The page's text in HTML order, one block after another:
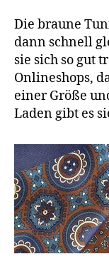
Die braune
dann schnell
sie sich so gut
Onlineshops,
einer Größe
Laden gibt es